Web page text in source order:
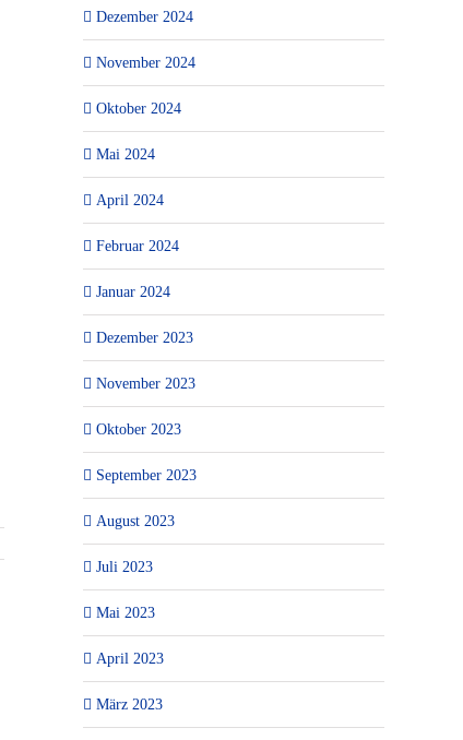
Dezember 2024
November 2024
Oktober 2024
Mai 2024
April 2024
Februar 2024
Januar 2024
Dezember 2023
November 2023
Oktober 2023
September 2023
August 2023
Juli 2023
Mai 2023
April 2023
März 2023